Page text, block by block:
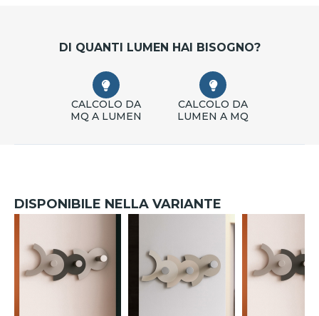
DI QUANTI LUMEN HAI BISOGNO?
CALCOLO DA
MQ A LUMEN
CALCOLO DA
LUMEN A MQ
DISPONIBILE NELLA VARIANTE